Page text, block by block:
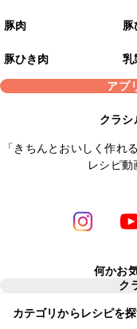
豚肉 豚
豚ひき肉 乳
アプ
クラシ
「きちんとおいしく作れ
レシピ動
何かお
ク
カテゴリからレシピを